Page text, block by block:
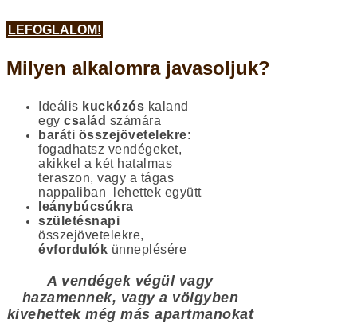
LEFOGLALOM!
Milyen alkalomra javasoljuk?
Ideális kuckózós kaland
egy család számára
baráti összejövetelekre:
fogadhatsz vendégeket,
akikkel a két hatalmas
teraszon, vagy a tágas
nappaliban lehettek együtt
leánybúcsúkra
születésnapi
összejövetelekre,
évfordulók ünneplésére
A vendégek végül vagy
hazamennek, vagy a völgyben
kivehettek még más apartmanokat